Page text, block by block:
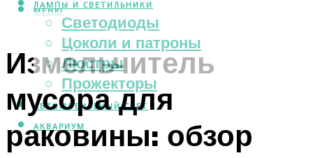
ЛАМПЫ И СВЕТИЛЬНИКИ
Светодиоды
Цоколи и патроны
Люстры
Прожекторы
АВТОМОБИЛЬНЫЙ СВЕТ
АКВАРИУМ
МЕНЮ
Измельчитель
мусора для
раковины: обзор